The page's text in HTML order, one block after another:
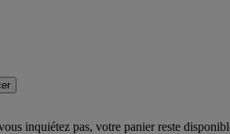
inquiétez pas, votre panier reste